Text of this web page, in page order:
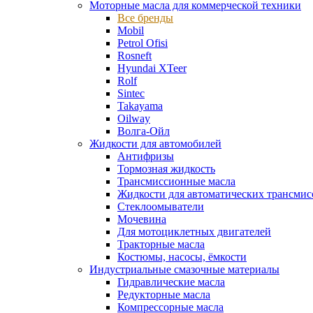
Моторные масла для коммерческой техники
Все бренды
Mobil
Petrol Ofisi
Rosneft
Hyundai XTeer
Rolf
Sintec
Takayama
Oilway
Волга-Ойл
Жидкости для автомобилей
Антифризы
Тормозная жидкость
Трансмиссионные масла
Жидкости для автоматических
Стеклоомыватели
Мочевина
Для мотоциклетных двигателей
Тракторные масла
Костюмы, насосы, ёмкости
Индустриальные смазочные материалы
Гидравлические масла
Редукторные масла
Компрессорные масла